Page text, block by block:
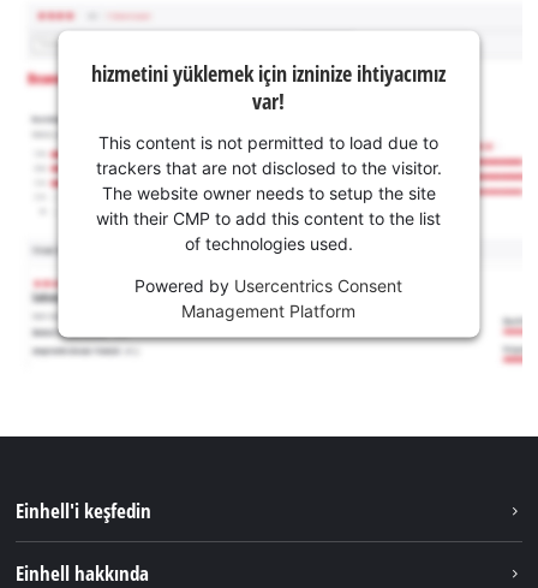
hizmetini yüklemek için izninize ihtiyacımız
var!
This content is not permitted to load due to
trackers that are not disclosed to the visitor.
The website owner needs to setup the site
with their CMP to add this content to the list
of technologies used.
Powered by Usercentrics Consent
Management Platform
Einhell'i keşfedin
Einhell hakkında